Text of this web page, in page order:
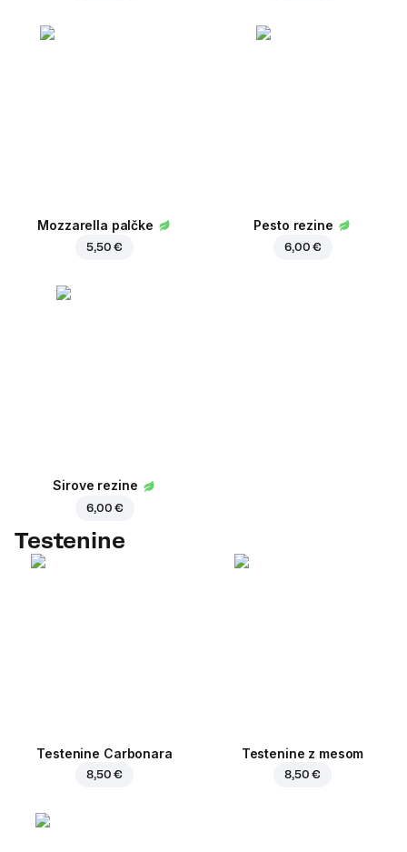
Mozzarella palčke
5,50 €
Pesto rezine
6,00 €
Sirove rezine
6,00 €
Testenine
Testenine Carbonara
8,50 €
Testenine z mesom
8,50 €